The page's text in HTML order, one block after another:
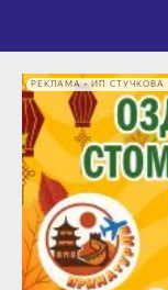
РЕКЛАМА • ИП